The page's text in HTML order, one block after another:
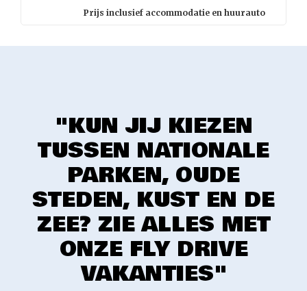
Prijs inclusief accommodatie en huurauto
"KUN JIJ KIEZEN
TUSSEN NATIONALE
PARKEN, OUDE
STEDEN, KUST EN DE
ZEE? ZIE ALLES MET
ONZE FLY DRIVE
VAKANTIES"